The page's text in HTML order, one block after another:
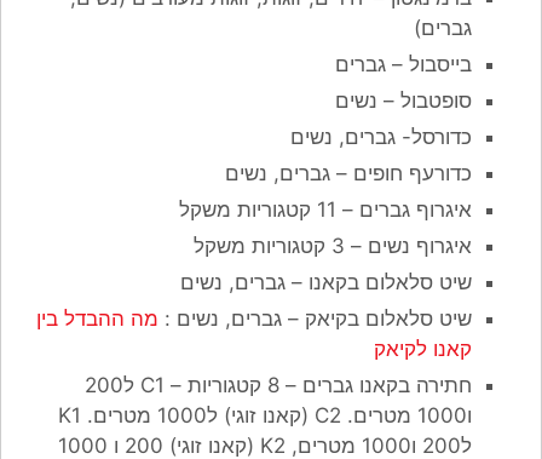
גברים)
בייסבול – גברים
סופטבול – נשים
כדורסל- גברים, נשים
כדורעף חופים – גברים, נשים
איגרוף גברים – 11 קטגוריות משקל
איגרוף נשים – 3 קטגוריות משקל
שיט סלאלום בקאנו – גברים, נשים
שיט סלאלום בקיאק – גברים, נשים : מה ההבדל בין
קאנו לקיאק
חתירה בקאנו גברים – 8 קטגוריות – C1 ל200
ו1000 מטרים. C2 (קאנו זוגי) ל1000 מטרים. K1
ל200 ו1000 מטרים, K2 (קאנו זוגי) 200 ו 1000